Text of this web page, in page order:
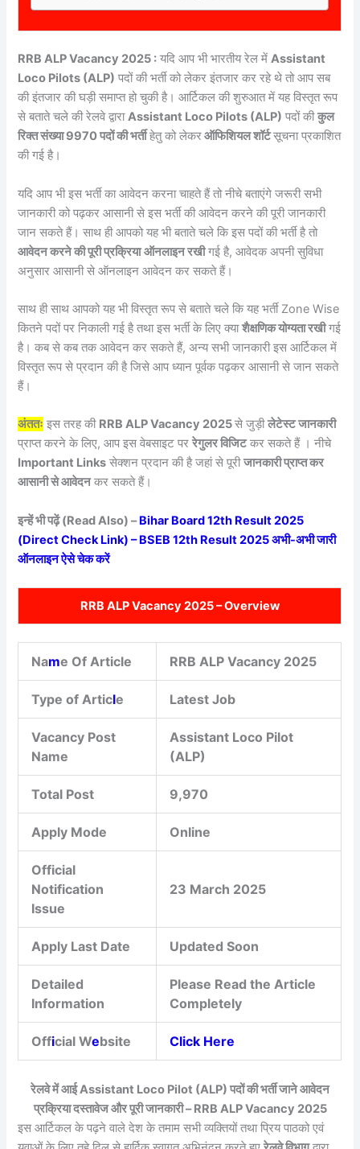
RRB ALP Vacancy 2025 : यदि आप भी भारतीय रेल मेंAssistant
Loco Pilots (ALP) पदों की भर्ती को लेकर इंतजार कर रहे थे तो आप सब
की इंतजार की घड़ी समाप्त हो चुकी है। आर्टिकल की शुरुआत में यह विस्तृत रूप
से बताते चले की रेलवे द्वाराAssistant Loco Pilots (ALP) पदों कीकुल
रिक्त संख्या 9970 पदों की भर्तीहेतु को लेकरऑफिशियल शॉर्टसूचना प्रकाशित
की गई है।
यदि आप भी इस भर्ती का आवेदन करना चाहते हैं तो नीचे बताएंगे जरूरी सभी
जानकारी को पढ़कर आसानी से इस भर्ती की आवेदन करने की पूरी जानकारी
जान सकते हैं। साथ ही आपको यह भी बताते चले कि इस पदों की भर्ती है तो
आवेदन करने की पूरी प्रक्रिया ऑनलाइन रखीगई है, आवेदक अपनी सुविधा
अनुसार आसानी से ऑनलाइन आवेदन कर सकते हैं।
साथ ही साथ आपको यह भी विस्तृत रूप से बताते चले कि यह भर्ती Zone Wise
कितने पदों पर निकाली गई है तथा इस भर्ती के लिए क्याशैक्षणिक योग्यता रखीगई
है। कब से कब तक आवेदन कर सकते हैं, अन्य सभी जानकारी इस आर्टिकल में
विस्तृत रूप से प्रदान की है जिसे आप ध्यान पूर्वक पढ़कर आसानी से जान सकते
हैं।
अंततः इस तरह की RRB ALP Vacancy 2025से जुड़ीलेटेस्ट जानकारी
प्राप्त करने के लिए, आप इस वेबसाइट पररेगुलर विजिटकर सकते हैं । नीचे
Important Links सेक्शन प्रदान की है जहां से पूरीजानकारी प्राप्त कर
आसानी से आवेदनकर सकते हैं।
इन्हें भी पढ़ें (Read Also) –Bihar Board 12th Result 2025
(Direct Check Link) – BSEB 12th Result 2025 अभी-अभी जारी
ऑनलाइन ऐसे चेक करें
RRB ALP Vacancy 2025 – Overview
Name Of Article RRB ALP Vacancy 2025
Type of Article Latest Job
Vacancy Post
Name
Assistant Loco Pilot
(ALP)
Total Post 9,970
Apply Mode Online
Official
Notification
Issue
23 March 2025
Apply Last Date Updated Soon
Detailed
Information
Please Read the Article
Completely
Official Website Click Here
रेलवे में आई Assistant Loco Pilot (ALP) पदों की भर्ती जाने आवेदन
प्रक्रिया दस्तावेज और पूरी जानकारी – RRB ALP Vacancy 2025
इस आर्टिकल के पढ़ने वाले देश के तमाम सभी व्यक्तियों तथा प्रिय पाठको एवं